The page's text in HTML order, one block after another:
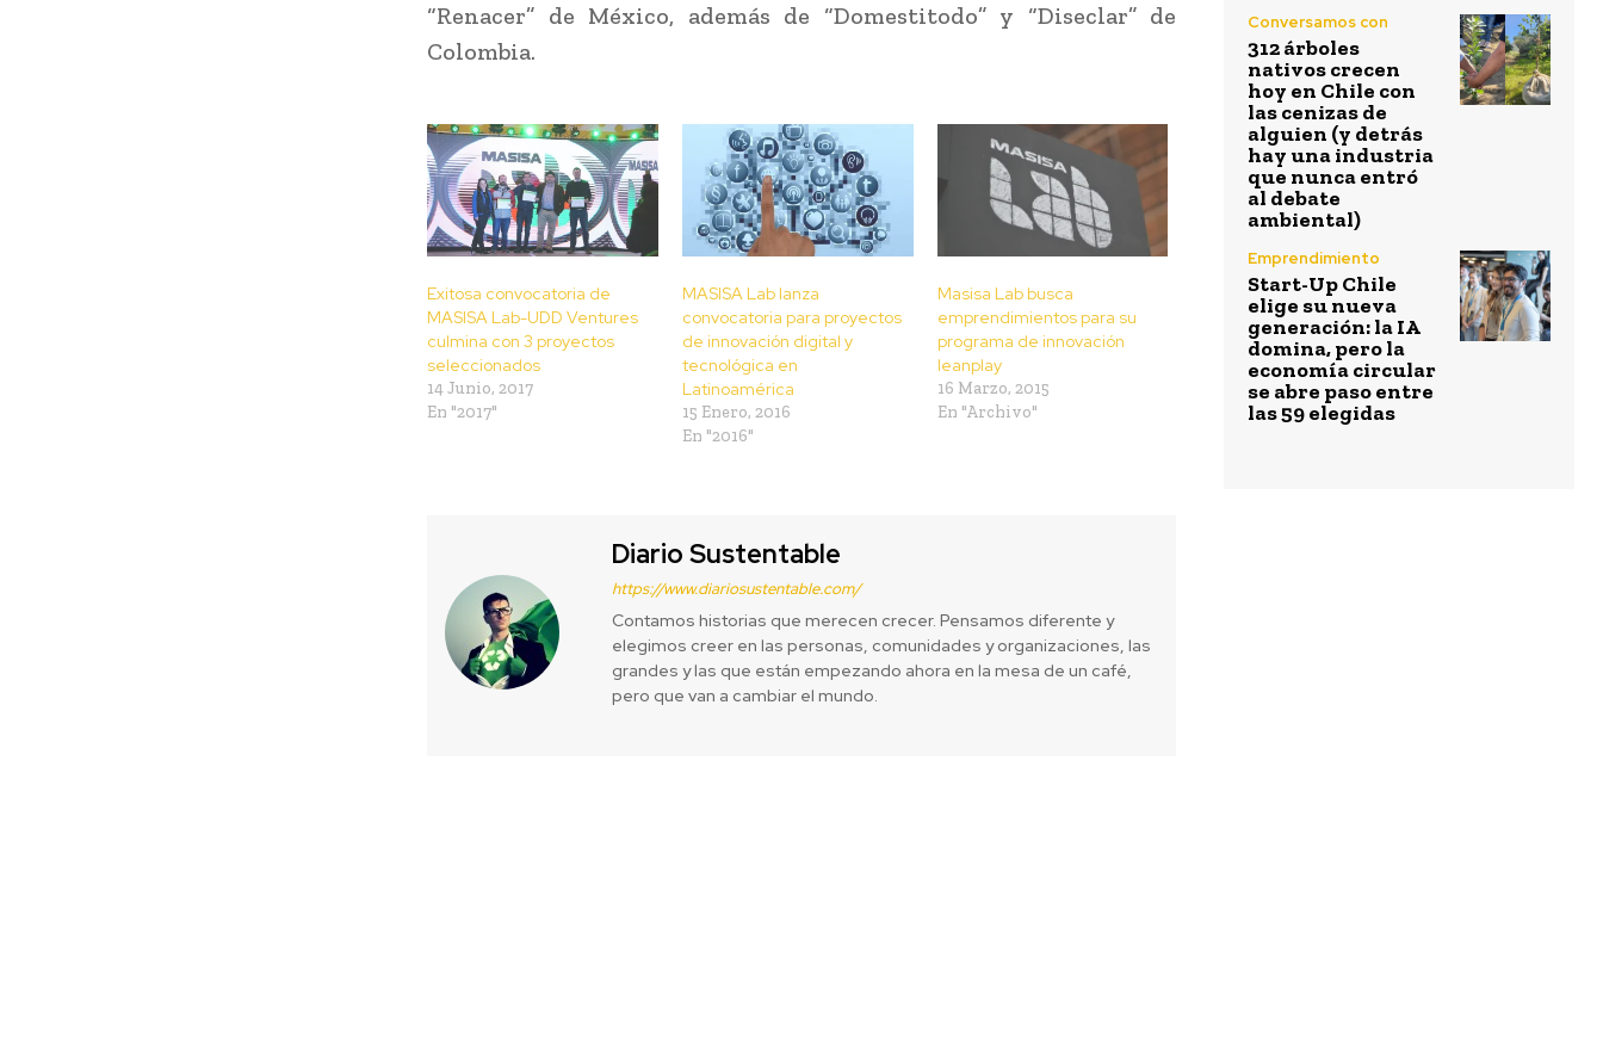
“Renacer” de México, además de “Domestitodo” y “Diseclar” de
Colombia.
Exitosa convocatoria de
MASISA Lab-UDD Ventures
culmina con 3 proyectos
seleccionados
14 Junio, 2017
En "2017"
MASISA Lab lanza
convocatoria para proyectos
de innovación digital y
tecnológica en
Latinoamérica
15 Enero, 2016
En "2016"
Masisa Lab busca
emprendimientos para su
programa de innovación
leanplay
16 Marzo, 2015
En "Archivo"
Diario Sustentable
https://www.diariosustentable.com/
Contamos historias que merecen crecer. Pensamos diferente y
elegimos creer en las personas, comunidades y organizaciones, las
grandes y las que están empezando ahora en la mesa de un café,
pero que van a cambiar el mundo.
Conversamos con
312 árboles
nativos crecen
hoy en Chile con
las cenizas de
alguien (y detrás
hay una industria
que nunca entró
al debate
ambiental)
Emprendimiento
Start-Up Chile
elige su nueva
generación: la IA
domina, pero la
economía circular
se abre paso entre
las 59 elegidas